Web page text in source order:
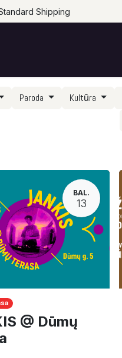
Shipping
Paroda Kultūra
BAL.
13
@ Dūmų